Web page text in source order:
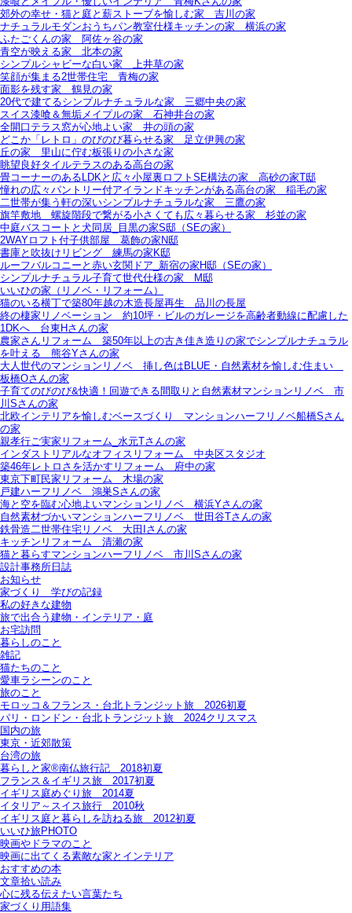
郊外の幸せ・猫と庭と薪ストーブを愉しむ家＿吉川の家
ナチュラルモダンおうちパン教室仕様キッチンの家＿横浜の家
ふたごくんの家＿阿佐ヶ谷の家
青空が映える家＿北本の家
シンプルシャビーな白い家＿上井草の家
笑顔が集まる2世帯住宅＿青梅の家
面影を残す家＿鶴見の家
20代で建てるシンプルナチュラルな家＿三郷中央の家
スイス漆喰＆無垢メイプルの家＿石神井台の家
全開口テラス窓が心地よい家＿井の頭の家
どこか「レトロ」のびのび暮らせる家＿足立伊興の家
丘の家＿里山に佇む板張りの小さな家
眺望良好タイルテラスのある高台の家
畳コーナーのあるLDKと広々小屋裏ロフトSE構法の家＿高砂の家T邸
憧れの広々パントリー付アイランドキッチンがある高台の家＿稲毛の家
二世帯が集う軒の深いシンプルナチュラルな家＿三鷹の家
旗竿敷地＿螺旋階段で繋がる小さくても広々暮らせる家＿杉並の家
中庭バスコートと犬同居_目黒の家S邸（SEの家）
2WAYロフト付子供部屋＿葛飾の家N邸
書庫と吹抜けリビング 練馬の家K邸
ルーフバルコニーと赤い玄関ドア_新宿の家H邸（SEの家）
シンプルナチュラル子育て世代仕様の家 M邸
いいひの家（リノベ・リフォーム）
猫のいる横丁で築80年越の木造長屋再生＿品川の長屋
終の棲家リノベーション＿約10坪・ビルのガレージを高齢者動線に配慮した
1DKへ＿台東Hさんの家
農家さんリフォーム＿築50年以上の古き佳き造りの家でシンプルナチュラル
を叶える＿熊谷Yさんの家
大人世代のマンションリノベ＿挿し色はBLUE・自然素材を愉しむ住まい＿
板橋Oさんの家
子育てのびのび&快適！回遊できる間取りと自然素材マンションリノベ＿市
川Sさんの家
北欧インテリアを愉しむベースづくり＿マンションハーフリノベ船橋Sさん
の家
親孝行ご実家リフォーム_水元Tさんの家
インダストリアルなオフィスリフォーム＿中央区スタジオ
築46年レトロさを活かすリフォーム＿府中の家
東京下町民家リフォーム＿木場の家
戸建ハーフリノベ＿鴻巣Sさんの家
海と空を臨む心地よいマンションリノベ＿横浜Yさんの家
自然素材づかいマンションハーフリノベ＿世田谷Tさんの家
鉄骨造二世帯住宅リノベ＿大田Iさんの家
キッチンリフォーム＿清瀬の家
猫と暮らすマンションハーフリノベ＿市川Sさんの家
設計事務所日誌
お知らせ
家づくり 学びの記録
私の好きな建物
旅で出合う建物・インテリア・庭
お宅訪問
暮らしのこと
雑記
猫たちのこと
愛車ラシーンのこと
旅のこと
モロッコ＆フランス・台北トランジット旅＿2026初夏
パリ・ロンドン・台北トランジット旅＿2024クリスマス
国内の旅
東京・近郊散策
台湾の旅
暮らしと家®南仏旅行記＿2018初夏
フランス＆イギリス旅＿2017初夏
イギリス庭めぐり旅＿2014夏
イタリア～スイス旅行 2010秋
イギリス庭と暮らしを訪ねる旅＿2012初夏
いいひ旅PHOTO
映画やドラマのこと
映画に出てくる素敵な家とインテリア
おすすめの本
文章拾い読み
心に残る伝えたい言葉たち
家づくり用語集